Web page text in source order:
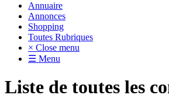
Annuaire
Annonces
Shopping
Toutes Rubriques
× Close menu
☰ Menu
Liste de toutes les